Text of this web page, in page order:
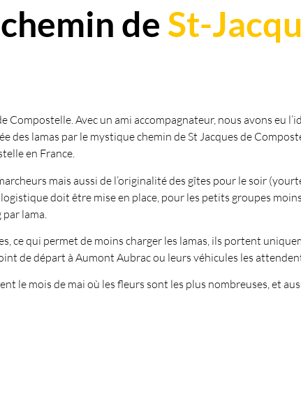
de St-
Compostelle. Avec un ami accompagnateur, nous avons eu
des lamas par le mystique chemin de St Jacques de
en France.
mais aussi de l’originalité des gîtes pour le soir
doit être mise en place, pour les petits groupes
lama.
ce qui permet de moins charger les lamas, ils portent
de départ à Aumont Aubrac ou leurs véhicules les
le mois de mai où les fleurs sont les plus nombreuses, et